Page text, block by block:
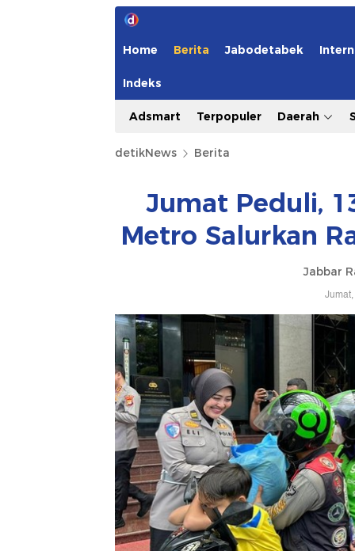
Home Berita Jabodetabek
Indeks
Adsmart Terpopuler Daerah
detikNews Berita
Jumat Peduli,
Metro Salurkan
Jabbar